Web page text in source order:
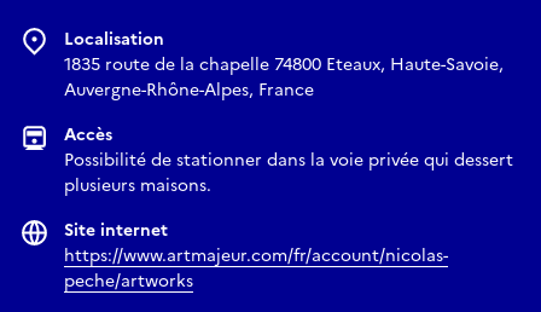
Localisation
1835 route de la chapelle 74800 Eteaux, Haute-Savoie,
Auvergne-Rhône-Alpes, France
Accès
Possibilité de stationner dans la voie privée qui dessert
plusieurs maisons.
Site internet
https://www.artmajeur.com/fr/account/nicolas-
peche/artworks